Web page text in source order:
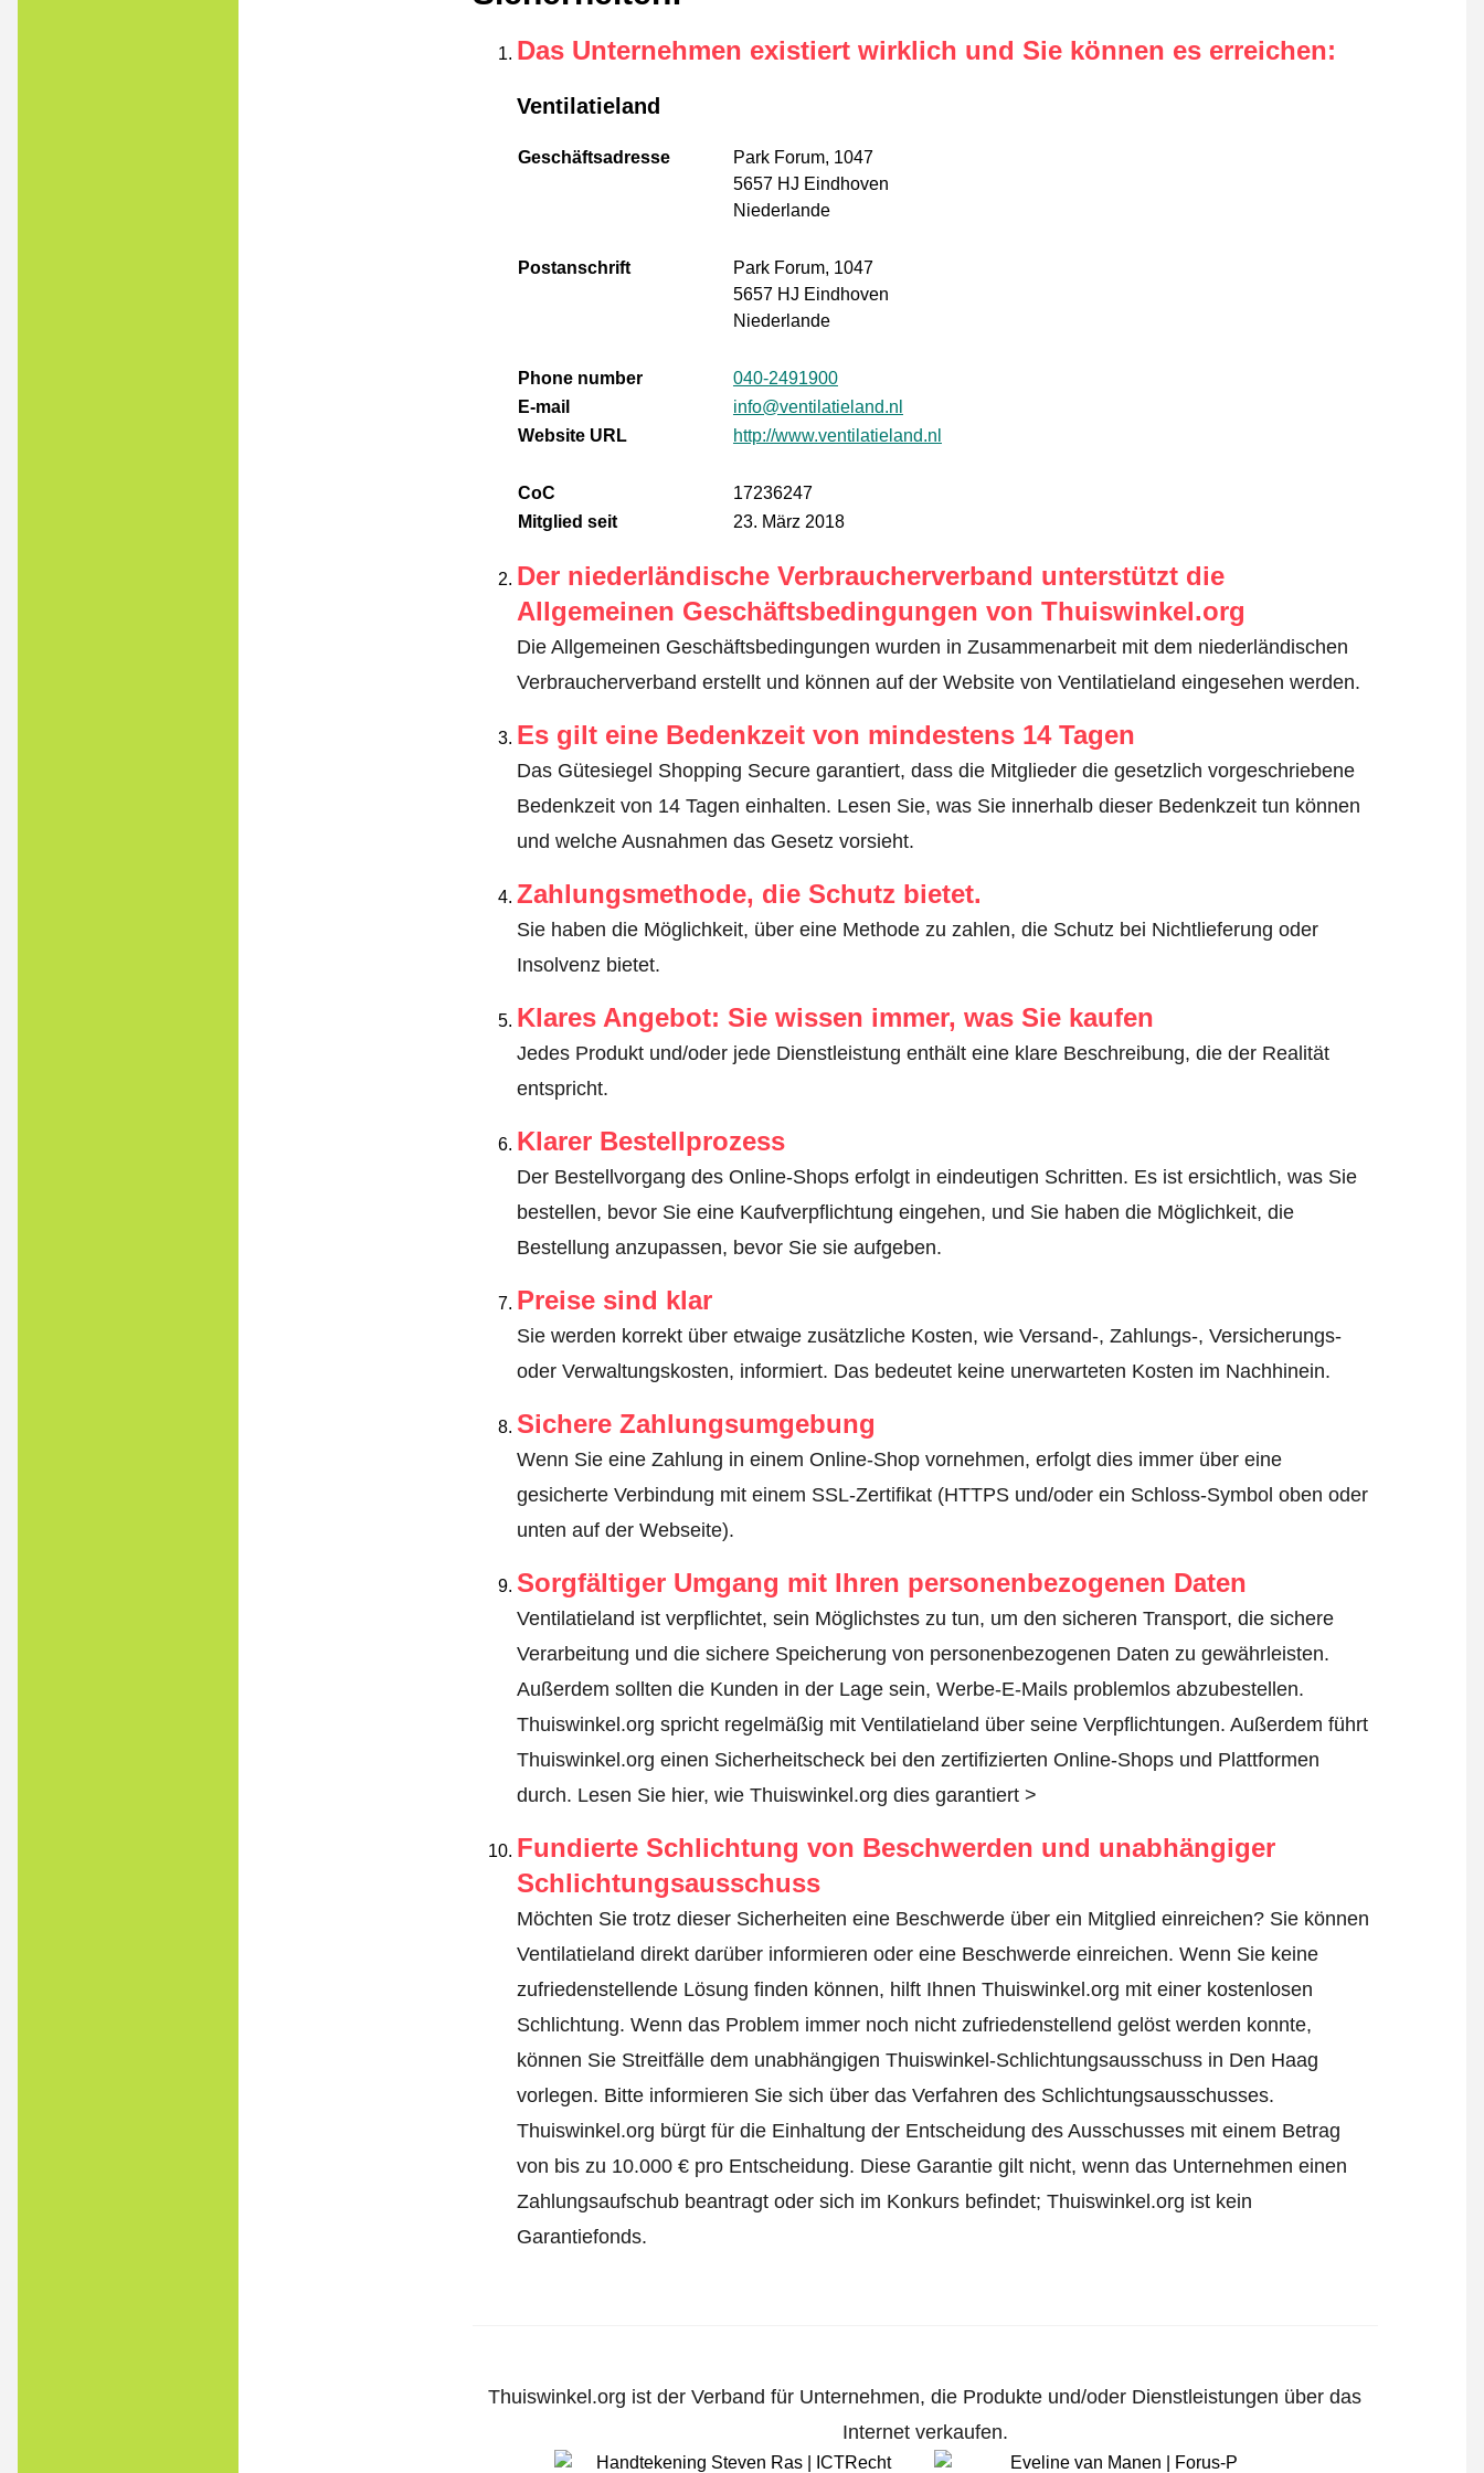
Das Unternehmen existiert wirklich und Sie können es erreichen:
Ventilatieland
Geschäftsadresse
Park Forum, 1047
5657 HJ Eindhoven
Niederlande
Postanschrift
Park Forum, 1047
5657 HJ Eindhoven
Niederlande
Phone number
040-2491900
E-mail
info@ventilatieland.nl
Website URL
http://www.ventilatieland.nl
CoC
17236247
Mitglied seit
23. März 2018
Der niederländische Verbraucherverband unterstützt die
Allgemeinen Geschäftsbedingungen von Thuiswinkel.org
Die Allgemeinen Geschäftsbedingungen wurden in Zusammenarbeit mit dem niederländischen
Verbraucherverband erstellt und können auf der Website von Ventilatieland eingesehen werden.
Es gilt eine Bedenkzeit von mindestens 14 Tagen
Das Gütesiegel Shopping Secure garantiert, dass die Mitglieder die gesetzlich vorgeschriebene
Bedenkzeit von 14 Tagen einhalten. Lesen Sie, was Sie innerhalb dieser Bedenkzeit tun können
und welche Ausnahmen das Gesetz vorsieht.
Zahlungsmethode, die Schutz bietet.
Sie haben die Möglichkeit, über eine Methode zu zahlen, die Schutz bei Nichtlieferung oder
Insolvenz bietet.
Klares Angebot: Sie wissen immer, was Sie kaufen
Jedes Produkt und/oder jede Dienstleistung enthält eine klare Beschreibung, die der Realität
entspricht.
Klarer Bestellprozess
Der Bestellvorgang des Online-Shops erfolgt in eindeutigen Schritten. Es ist ersichtlich, was Sie
bestellen, bevor Sie eine Kaufverpflichtung eingehen, und Sie haben die Möglichkeit, die
Bestellung anzupassen, bevor Sie sie aufgeben.
Preise sind klar
Sie werden korrekt über etwaige zusätzliche Kosten, wie Versand-, Zahlungs-, Versicherungs-
oder Verwaltungskosten, informiert. Das bedeutet keine unerwarteten Kosten im Nachhinein.
Sichere Zahlungsumgebung
Wenn Sie eine Zahlung in einem Online-Shop vornehmen, erfolgt dies immer über eine
gesicherte Verbindung mit einem SSL-Zertifikat (HTTPS und/oder ein Schloss-Symbol oben oder
unten auf der Webseite).
Sorgfältiger Umgang mit Ihren personenbezogenen Daten
Ventilatieland ist verpflichtet, sein Möglichstes zu tun, um den sicheren Transport, die sichere
Verarbeitung und die sichere Speicherung von personenbezogenen Daten zu gewährleisten.
Außerdem sollten die Kunden in der Lage sein, Werbe-E-Mails problemlos abzubestellen.
Thuiswinkel.org spricht regelmäßig mit Ventilatieland über seine Verpflichtungen. Außerdem führt
Thuiswinkel.org einen Sicherheitscheck bei den zertifizierten Online-Shops und Plattformen
durch. Lesen Sie hier, wie Thuiswinkel.org dies garantiert >
Fundierte Schlichtung von Beschwerden und unabhängiger
Schlichtungsausschuss
Möchten Sie trotz dieser Sicherheiten eine Beschwerde über ein Mitglied einreichen? Sie können
Ventilatieland direkt darüber informieren oder eine Beschwerde einreichen. Wenn Sie keine
zufriedenstellende Lösung finden können, hilft Ihnen Thuiswinkel.org mit einer kostenlosen
Schlichtung. Wenn das Problem immer noch nicht zufriedenstellend gelöst werden konnte,
können Sie Streitfälle dem unabhängigen Thuiswinkel-Schlichtungsausschuss in Den Haag
vorlegen. Bitte informieren Sie sich über das Verfahren des Schlichtungsausschusses.
Thuiswinkel.org bürgt für die Einhaltung der Entscheidung des Ausschusses mit einem Betrag
von bis zu 10.000 € pro Entscheidung. Diese Garantie gilt nicht, wenn das Unternehmen einen
Zahlungsaufschub beantragt oder sich im Konkurs befindet; Thuiswinkel.org ist kein
Garantiefonds.
Thuiswinkel.org ist der Verband für Unternehmen, die Produkte und/oder Dienstleistungen über das
Internet verkaufen.